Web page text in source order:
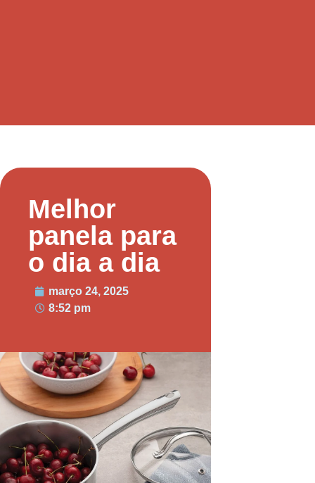
Melhor
panela para
o dia a dia
março 24, 2025
8:52 pm